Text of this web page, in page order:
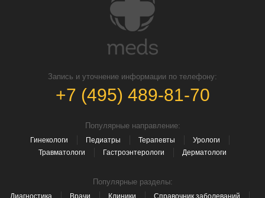
Запись и уточнение информации по телефону:
+7 (495) 489-81-70
Популярные направление:
Гинекологи Педиатры Терапевты
Урологи
Травматологи
Гастроэнтерологи Дерматологи
Популярные разделы: